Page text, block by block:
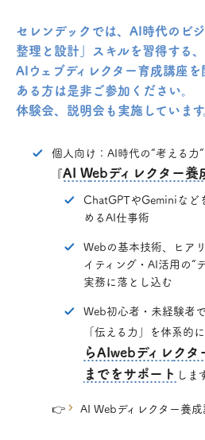
セレンデックでは、AI時代のビ
整理と設計」スキルを習得する、
AIウェブディレクター育成講座
ある方は是非ご参加ください。
体験会、説明会も実施しています。
個人向け：AI時代の“考える力
『AI Webディレクター養
ChatGPTやGeminiなど
めるAI仕事術
Webの基本技術、ヒア
イティング・AI活用の“
実務に落とし込む
Web初心者・未経験者
「伝える力」を体系的
らAIwebディレク
までをサポート しま
👉 AI Webディレクター養